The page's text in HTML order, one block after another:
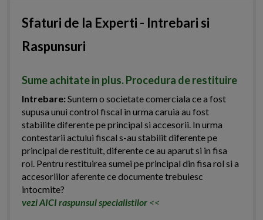
Sfaturi de la Experti - Intrebari si
Raspunsuri
Sume achitate in plus. Procedura de restituire
Intrebare:Suntem o societate comerciala ce a fost
supusa unui control fiscal in urma caruia au fost
stabilite diferente pe principal si accesorii. In urma
contestarii actului fiscal s-au stabilit diferente pe
principal de restituit, diferente ce au aparut si in fisa
rol. Pentru restituirea sumei pe principal din fisa rol si a
accesoriilor aferente ce documente trebuiesc
intocmite?
vezi AICI raspunsul specialistilor <<